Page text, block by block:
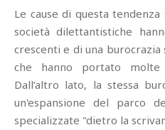
Le cause di questa
società dilettantistiche
crescenti e di una
che hanno portato
Dall’altro lato, la stessa
un'espansione del parco
specializzate "dietro la